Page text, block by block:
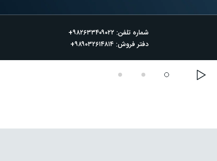
شماره تلفن: ۹۸۲۶۳۳۴۰۹۰۲۲+
دفتر فروش: ۹۸۹۰۳۲۶۱۴۸۱۴+